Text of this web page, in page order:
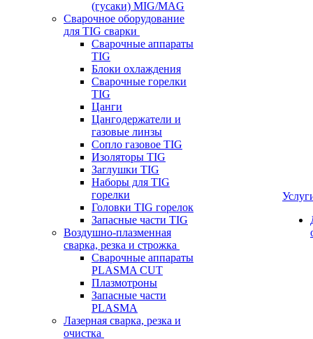
(гусаки) MIG/MAG
Сварочное оборудование
для TIG сварки
Сварочные аппараты
TIG
Блоки охлаждения
Сварочные горелки
TIG
Цанги
Цангодержатели и
газовые линзы
Сопло газовое TIG
Изоляторы TIG
Заглушки TIG
Наборы для TIG
горелки
Головки TIG горелок
Запасные части TIG
Воздушно-плазменная
сварка, резка и строжка
Сварочные аппараты
PLASMA CUT
Плазмотроны
Запасные части
PLASMA
Лазерная сварка, резка и
очистка